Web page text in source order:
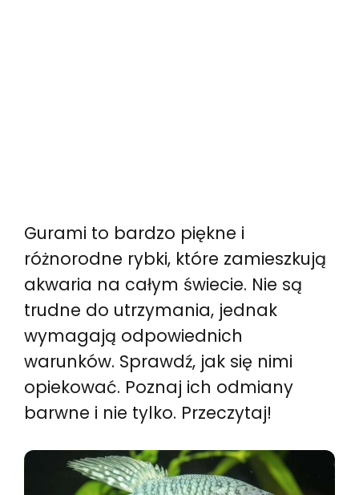
Gurami to bardzo piękne i
różnorodne rybki, które zamieszkują
akwaria na całym świecie. Nie są
trudne do utrzymania, jednak
wymagają odpowiednich
warunków. Sprawdź, jak się nimi
opiekować. Poznaj ich odmiany
barwne i nie tylko. Przeczytaj!